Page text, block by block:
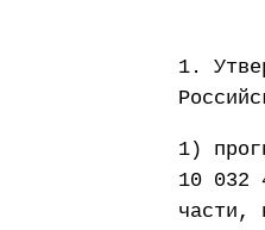
1.
1)
10 032
части,